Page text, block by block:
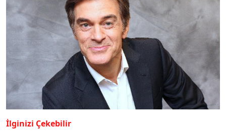
İlginizi Çekebilir